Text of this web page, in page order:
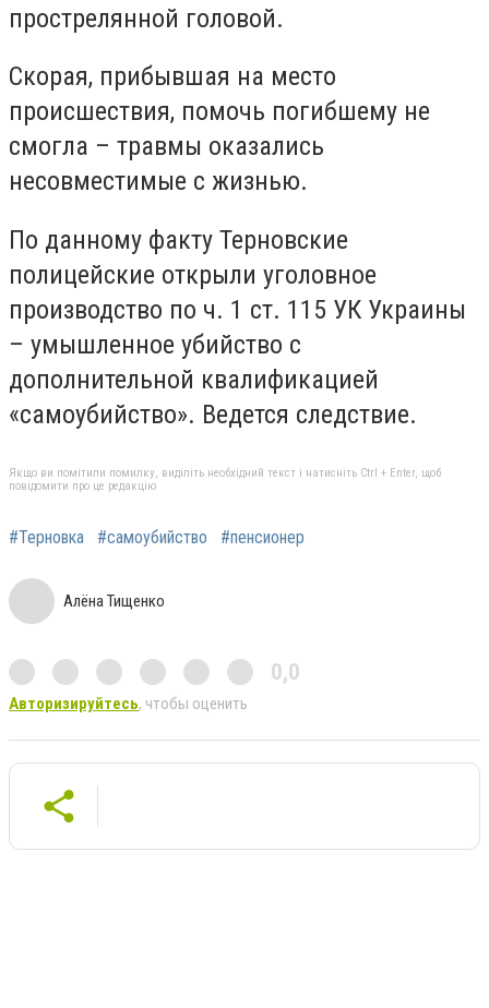
прострелянной головой.
Скорая, прибывшая на место
происшествия, помочь погибшему не
смогла – травмы оказались
несовместимые с жизнью.
По данному факту Терновские
полицейские открыли уголовное
производство по ч. 1 ст. 115 УК Украины
– умышленное убийство с
дополнительной квалификацией
«самоубийство». Ведется следствие.
Якщо ви помітили помилку, виділіть необхідний текст і натисніть Ctrl + Enter, щоб
повідомити про це редакцію
#Терновка #самоубийство #пенсионер
Алёна Тищенко
0,0
Авторизируйтесь, чтобы оценить